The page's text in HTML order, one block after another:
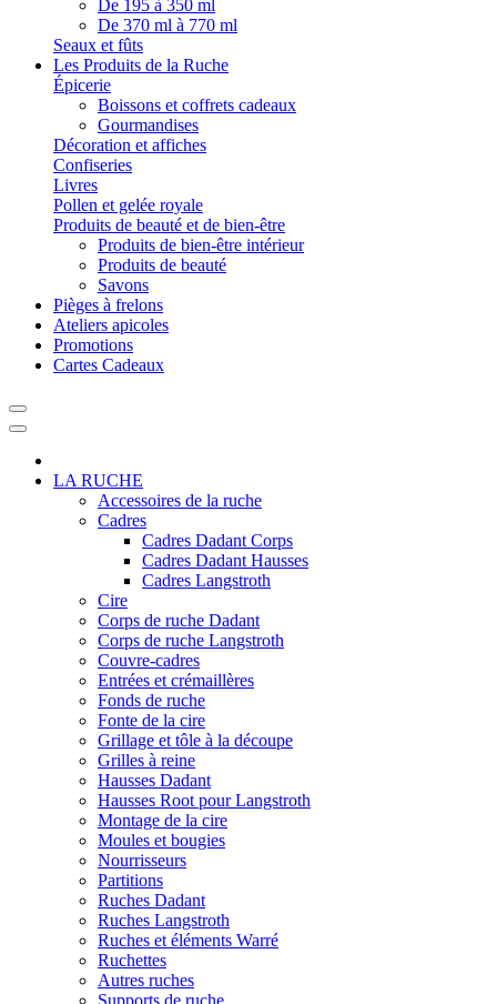
De 195 à 350 ml
De 370 ml à 770 ml
Seaux et fûts
Les Produits de la Ruche
Épicerie
Boissons et coffrets cadeaux
Gourmandises
Décoration et affiches
Confiseries
Livres
Pollen et gelée royale
Produits de beauté et de bien-être
Produits de bien-être intérieur
Produits de beauté
Savons
Pièges à frelons
Ateliers apicoles
Promotions
Cartes Cadeaux
LA RUCHE
Accessoires de la ruche
Cadres
Cadres Dadant Corps
Cadres Dadant Hausses
Cadres Langstroth
Cire
Corps de ruche Dadant
Corps de ruche Langstroth
Couvre-cadres
Entrées et crémaillères
Fonds de ruche
Fonte de la cire
Grillage et tôle à la découpe
Grilles à reine
Hausses Dadant
Hausses Root pour Langstroth
Montage de la cire
Moules et bougies
Nourrisseurs
Partitions
Ruches Dadant
Ruches Langstroth
Ruches et éléments Warré
Ruchettes
Autres ruches
Supports de ruche